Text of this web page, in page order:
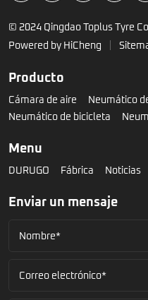
© 2024 Qingdao Toplus Tyre
Powered by HiCheng
Producto
Cámara de aire
Neumático
Neumático de bicicleta
Menu
DURUGO Fábrica Noticias
Enviar un mensaje
Nombre*
Correo electrónico*